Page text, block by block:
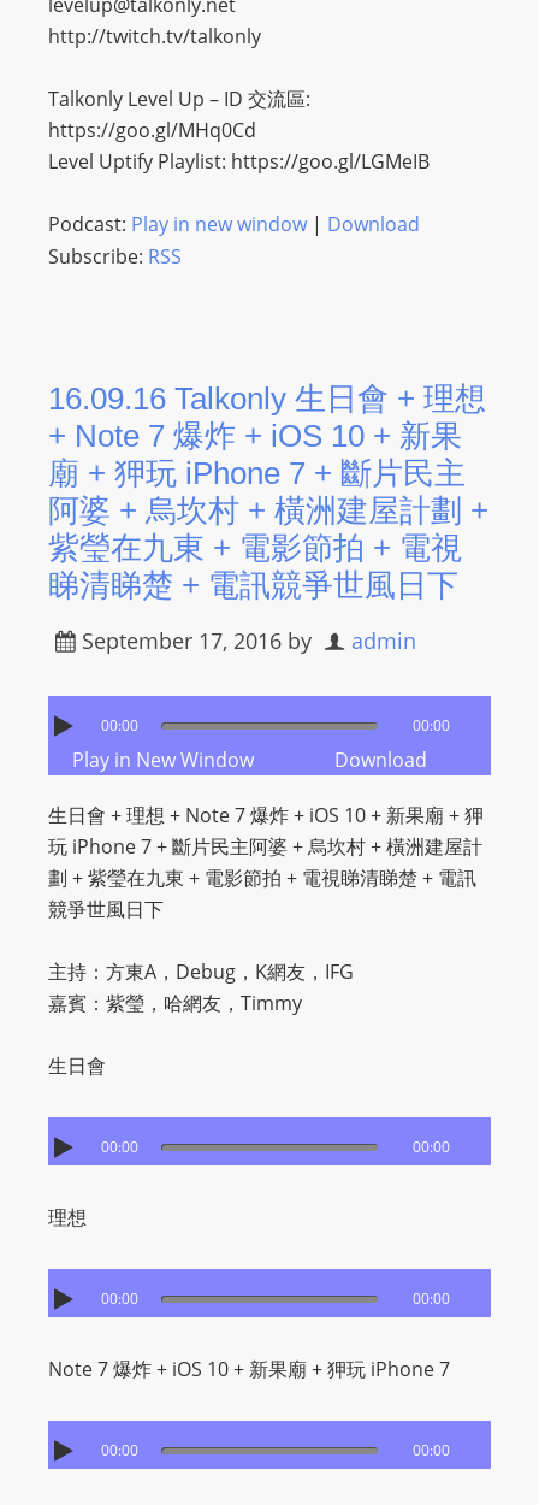
http://twitch.tv/talkonly
Talkonly Level Up – ID 交流區:
https://goo.gl/MHq0Cd
Level Uptify Playlist: https://goo.gl/LGMeIB
Podcast: Play in new window| Download
Subscribe: RSS
16.09.16 Talkonly 生日會 + 理想
+ Note 7 爆炸 + iOS 10 + 新果
廟 + 狎玩 iPhone 7 + 斷片民主
阿婆 + 烏坎村 + 橫洲建屋計劃 +
紫瑩在九東 + 電影節拍 + 電視
睇清睇楚 + 電訊競爭世風日下
September 17, 2016 by admin
00:00 00:00
Play in New Window Download
生日會 + 理想 + Note 7 爆炸 + iOS 10 + 新果廟 + 狎
玩 iPhone 7 + 斷片民主阿婆 + 烏坎村 + 橫洲建屋計
劃 + 紫瑩在九東 + 電影節拍 + 電視睇清睇楚 + 電訊
競爭世風日下
主持：方東A，Debug，K網友，IFG
嘉賓：紫瑩，哈網友，Timmy
生日會
00:00 00:00
理想
00:00 00:00
Note 7 爆炸 + iOS 10 + 新果廟 + 狎玩 iPhone 7
00:00 00:00